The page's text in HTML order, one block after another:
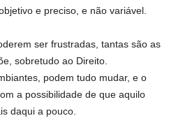
e preciso, e não variável.
ser frustradas, tantas são as
sobretudo ao Direito.
podem tudo mudar, e o
a possibilidade de que aquilo
daqui a pouco.